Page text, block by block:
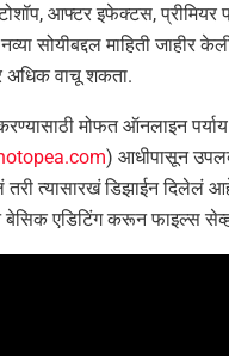
आफ्टर इफेक्टस, प्रीमियर
सोयीबद्दल माहिती जाहीर
अधिक वाचू शकता.
मोफत ऑनलाइन
) आधीपासून
त्यासारखं डिझाईन दिलेलं आहे.
बेसिक एडिटिंग करून फाइल्स